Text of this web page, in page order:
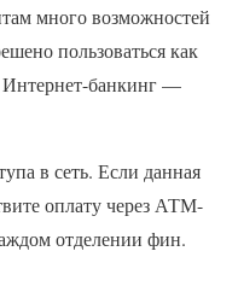
много возможностей
пользоваться как
банкинг —
в сеть. Если данная
оплату через АТМ-
отделении фин.